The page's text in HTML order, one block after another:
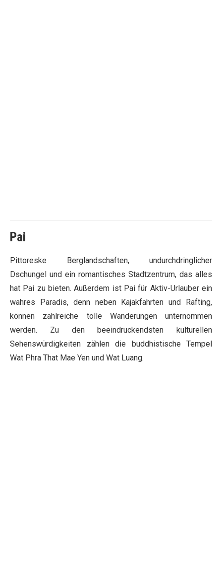
Pai
Pittoreske Berglandschaften, undurchdringlicher
Dschungel und ein romantisches Stadtzentrum, das alles
hat Pai zu bieten. Außerdem ist Pai für Aktiv-Urlauber ein
wahres Paradis, denn neben Kajakfahrten und Rafting,
können zahlreiche tolle Wanderungen unternommen
werden. Zu den beeindruckendsten kulturellen
Sehenswürdigkeiten zählen die buddhistische Tempel
Wat Phra That Mae Yen und Wat Luang.